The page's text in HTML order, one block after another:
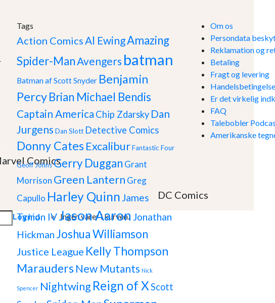
Comics
DC Comics
Log ind Ingen varer i kurven.
Tags
Action ComicsAl EwingAmazing
Spider-ManAvengers batman
Batman af Scott Snyder Benjamin
Percy Brian Michael Bendis
Captain America Chip Zdarsky Dan
Jurgens Dan Slott Detective Comics
Donny Cates Excalibur Fantastic Four
Geoff JohnsGerry Duggan Grant
Morrison Green Lantern Greg
Capullo Harley Quinn James
Tynion IVJason Aaron Jonathan
Hickman Joshua Williamson
Justice League Kelly Thompson
Marauders New Mutants Nick
Spencer Nightwing Reign of XScott
Om os
Persondata
Reklamation og
Betaling
Fragt og levering
Er det virkelig
FAQ
Talebobler
Amerikanske